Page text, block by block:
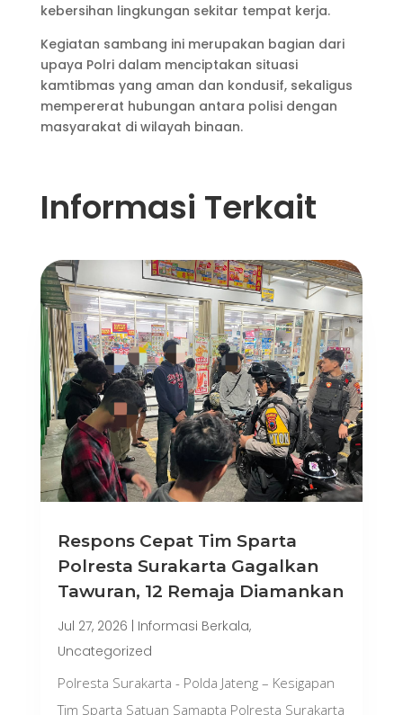
kebersihan lingkungan sekitar tempat kerja.
Kegiatan sambang ini merupakan bagian dari
upaya Polri dalam menciptakan situasi
kamtibmas yang aman dan kondusif, sekaligus
mempererat hubungan antara polisi dengan
masyarakat di wilayah binaan.
Informasi Terkait
Respons Cepat Tim Sparta
Polresta Surakarta Gagalkan
Tawuran, 12 Remaja Diamankan
Jul 27, 2026 | Informasi Berkala,
Uncategorized
Polresta Surakarta - Polda Jateng – Kesigapan
Tim Sparta Satuan Samapta Polresta Surakarta